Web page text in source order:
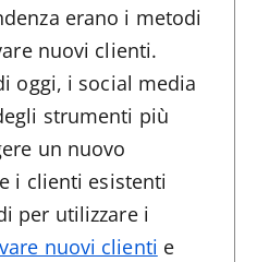
erano i metodi
nuovi clienti.
oggi, i social media
strumenti più
un nuovo
i clienti esistenti
per utilizzare i
nuovi clienti e